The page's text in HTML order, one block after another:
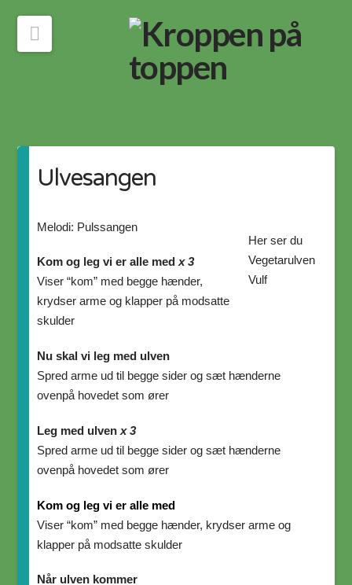
Ulvesangen
Her ser du
Vegetarulven
Vulf
Melodi: Pulssangen
Kom og leg vi er alle medx 3
Viser “kom” med begge hænder,
krydser arme og klapper på modsatte
skulder
Nu skal vi leg med ulven
Spred arme ud til begge sider og sæt hænderne
ovenpå hovedet som ører
Leg med ulvenx 3
Spred arme ud til begge sider og sæt hænderne
ovenpå hovedet som ører
Kom og leg vi er alle med
Viser “kom” med begge hænder, krydser arme og
klapper på modsatte skulder
Når ulven kommer